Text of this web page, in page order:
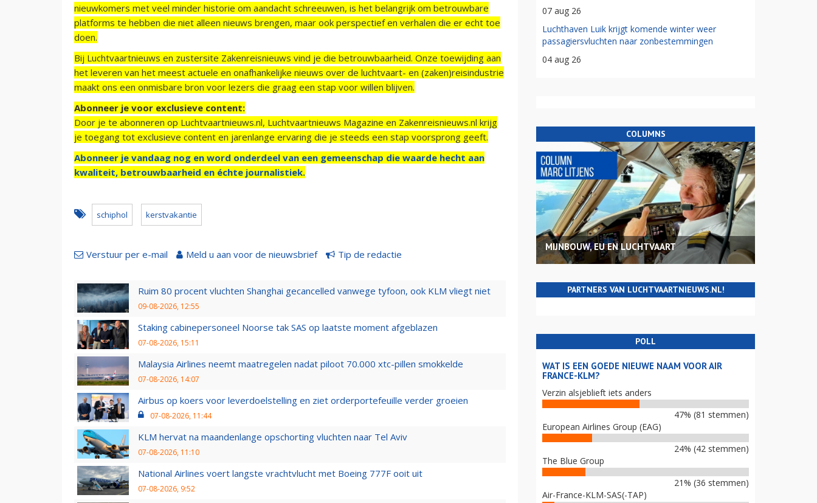
nieuwkomers met veel minder historie om aandacht schreeuwen, is het belangrijk om betrouwbare
platforms te hebben die niet alleen nieuws brengen, maar ook perspectief en verhalen die er echt toe
doen.
Bij Luchtvaartnieuws en zustersite Zakenreisnieuws vind je die betrouwbaarheid. Onze toewijding aan
het leveren van het meest actuele en onafhankelijke nieuws over de luchtvaart- en (zaken)reisindustrie
maakt ons een onmisbare bron voor lezers die graag een stap voor willen blijven.
Abonneer je voor exclusieve content:
Door je te abonneren op Luchtvaartnieuws.nl, Luchtvaartnieuws Magazine en Zakenreisnieuws.nl krijg
je toegang tot exclusieve content en jarenlange ervaring die je steeds een stap voorsprong geeft.
Abonneer je vandaag nog en word onderdeel van een gemeenschap die waarde hecht aan
kwaliteit, betrouwbaarheid en échte journalistiek.
schiphol kerstvakantie
Verstuur per e-mail Meld u aan voor de nieuwsbrief Tip de redactie
Ruim 80 procent vluchten Shanghai gecancelled vanwege tyfoon, ook KLM vliegt niet
09-08-2026, 12:55
Staking cabinepersoneel Noorse tak SAS op laatste moment afgeblazen
07-08-2026, 15:11
Malaysia Airlines neemt maatregelen nadat piloot 70.000 xtc-pillen smokkelde
07-08-2026, 14:07
Airbus op koers voor leverdoelstelling en ziet orderportefeuille verder groeien
07-08-2026, 11:44
KLM hervat na maandenlange opschorting vluchten naar Tel Aviv
07-08-2026, 11:10
National Airlines voert langste vrachtvlucht met Boeing 777F ooit uit
07-08-2026, 9:52
07 aug 26
Luchthaven Luik krijgt komende winter weer
passagiersvluchten naar zonbestemmingen
04 aug 26
COLUMNS
MIJNBOUW, EU EN LUCHTVAART
PARTNERS VAN LUCHTVAARTNIEUWS.NL!
POLL
WAT IS EEN GOEDE NIEUWE NAAM VOOR AIR
FRANCE-KLM?
Verzin alsjeblieft iets anders
47% (81 stemmen)
European Airlines Group (EAG)
24% (42 stemmen)
The Blue Group
21% (36 stemmen)
Air-France-KLM-SAS(-TAP)